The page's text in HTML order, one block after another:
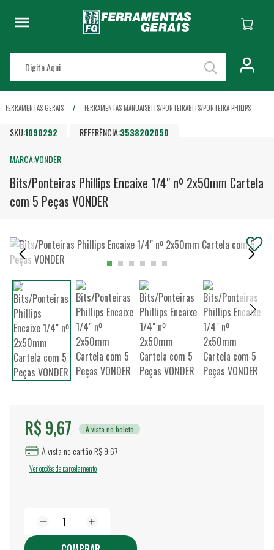
FERRAMENTAS GERAIS FERRAMENTAS MANUAISBITS/PONTEIRABITS/PONTEIRA PHILIPS
SKU:1090292 REFERÊNCIA:3538202050
MARCA:VONDER
Bits/Ponteiras Phillips Encaixe 1/4" nº 2x50mm Cartela
com 5 Peças VONDER
R$ 9,67 À vista no boleto
À vista no cartão R$ 9,67
Ver opções de parcelamento